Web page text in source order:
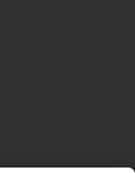
oder
ist unser
gerne
da und